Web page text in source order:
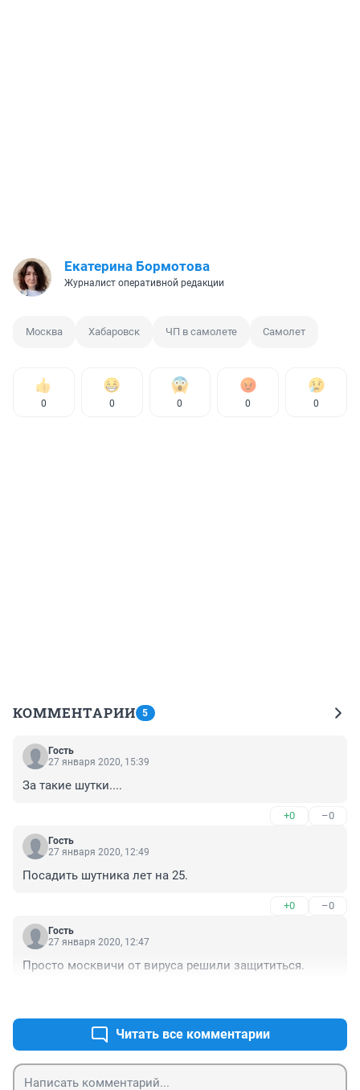
Екатерина Бормотова
Журналист оперативной редакции
Москва Хабаровск ЧП в самолете Самолет
0 0 0 0 0
КОММЕНТАРИИ 5
Гость
27 января 2020, 15:39
За такие шутки....
+0 –0
Гость
27 января 2020, 12:49
Посадить шутника лет на 25.
+0 –0
Гость
27 января 2020, 12:47
Просто москвичи от вируса решили защититься.
Читать все комментарии